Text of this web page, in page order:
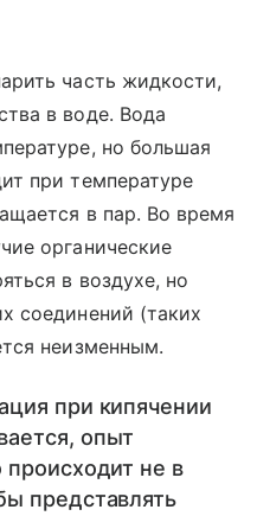
часть жидкости,
в воде. Вода
но большая
при температуре
в пар. Во время
органические
в воздухе, но
соединений (таких
неизменным.
при кипячении
опыт
происходит не в
представлять